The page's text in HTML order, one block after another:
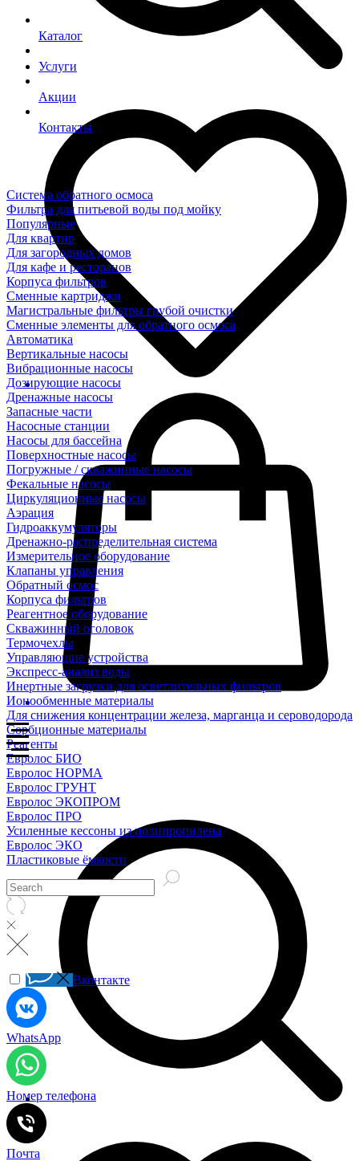
Каталог
Услуги
Акции
Контакты
Система обратного осмоса
Фильтра для питьевой воды под мойку
Популярные
Для квартир
Для загородных домов
Для кафе и ресторанов
Корпуса фильтров
Сменные картриджи
Магистральные фильтры грубой очистки
Сменные элементы для обратного осмоса
Автоматика
Вертикальные насосы
Вибрационные насосы
Дозирующие насосы
Дренажные насосы
Запасные части
Насосные станции
Насосы для бассейна
Поверхностные насосы
Погружные / скважинные насосы
Фекальные насосы
Циркуляционные насосы
Аэрация
Гидроаккумуляторы
Дренажно-распределительная система
Измерительное оборудование
Клапаны управления
Обратный осмос
Корпуса фильтров
Реагентное оборудование
Скважинный оголовок
Термочехлы
Управляющие устройства
Экспресс-анализ воды
Инертные загрузки для осветлительных фильтров
Ионообменные материалы
Для снижения концентрации железа, марганца и сероводорода
Сорбционные материалы
Реагенты
Евролос БИО
Евролос НОРМА
Евролос ГРУНТ
Евролос ЭКОПРОМ
Евролос ПРО
Усиленные кессоны из полипропилена
Евролос ЭКО
Пластиковые ёмкости
Вконтакте
WhatsApp
Номер телефона
Почта